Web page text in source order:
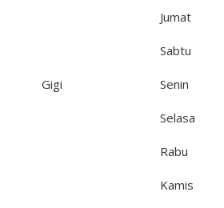
Jumat
Sabtu
Gigi Senin
Selasa
Rabu
Kamis